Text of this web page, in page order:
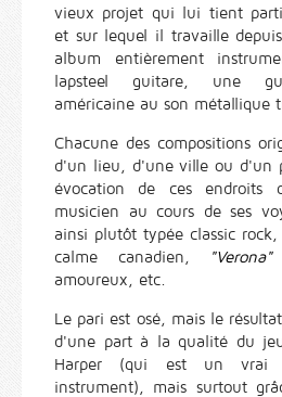
vieux projet qui lui tient
et sur lequel il travaille
album entièrement
lapsteel guitare, une
américaine au son métallique
Chacune des compositions
d'un lieu, d'une ville ou d'un
évocation de ces
musicien au cours de ses
ainsi plutôt typée classic rock,
calme canadien,
"Verona"
amoureux, etc.
Le pari est osé, mais le
d'une part à la qualité du
Harper (qui est un vrai
instrument), mais surtout